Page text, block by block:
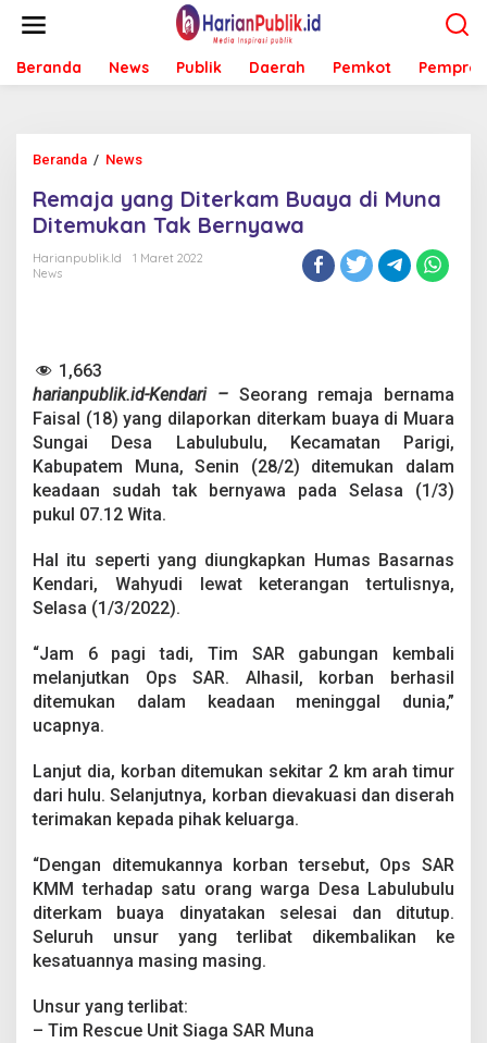
t
Beranda News Publik Daerah Pemkot Pemprov
Beranda / News
m
a
j
a
t
e
k
a
m
B
a
y
a
d
M
u
n
a
t
m
u
a
n
a
k
B
r
n
Remaja yang Diterkam Buaya di Muna
Ditemukan Tak Bernyawa
Harianpublik.id
1 Maret 2022
News
1,663
harianpublik.id-Kendari –Seorang remaja bernama
Faisal (18) yang dilaporkan diterkam buaya di Muara
Sungai Desa Labulubulu, Kecamatan Parigi,
Kabupatem Muna, Senin (28/2) ditemukan dalam
keadaan sudah tak bernyawa pada Selasa (1/3)
pukul 07.12 Wita.
Hal itu seperti yang diungkapkan Humas Basarnas
Kendari, Wahyudi lewat keterangan tertulisnya,
Selasa (1/3/2022).
“Jam 6 pagi tadi, Tim SAR gabungan kembali
melanjutkan Ops SAR. Alhasil, korban berhasil
ditemukan dalam keadaan meninggal dunia,”
ucapnya.
Lanjut dia, korban ditemukan sekitar 2 km arah timur
dari hulu. Selanjutnya, korban dievakuasi dan diserah
terimakan kepada pihak keluarga.
“Dengan ditemukannya korban tersebut, Ops SAR
KMM terhadap satu orang warga Desa Labulubulu
diterkam buaya dinyatakan selesai dan ditutup.
Seluruh unsur yang terlibat dikembalikan ke
kesatuannya masing masing.
Unsur yang terlibat:
– Tim Rescue Unit Siaga SAR Muna